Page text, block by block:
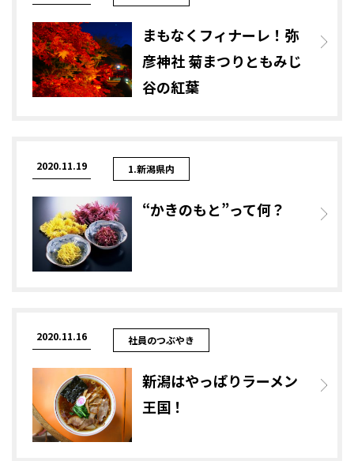
まもなくフィナーレ！弥
彦神社 菊まつりともみじ
谷の紅葉
2020.11.19 1.新潟県内
“かきのもと”って何？
2020.11.16 社員のつぶやき
新潟はやっぱりラーメン
王国！